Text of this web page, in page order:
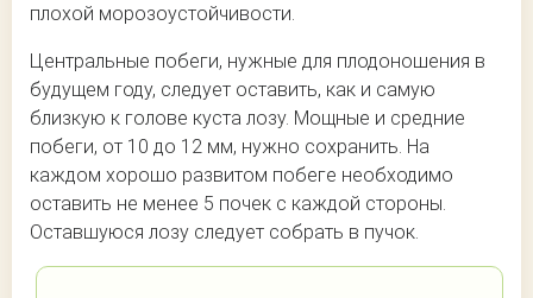
плохой морозоустойчивости.
Центральные побеги, нужные для плодоношения в
будущем году, следует оставить, как и самую
близкую к голове куста лозу. Мощные и средние
побеги, от 10 до 12 мм, нужно сохранить. На
каждом хорошо развитом побеге необходимо
оставить не менее 5 почек с каждой стороны.
Оставшуюся лозу следует собрать в пучок.